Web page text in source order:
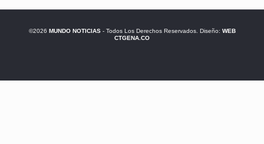
©2026 MUNDO NOTICIAS- Todos Los Derechos Reservados. Diseño: WEB
CTGENA.CO